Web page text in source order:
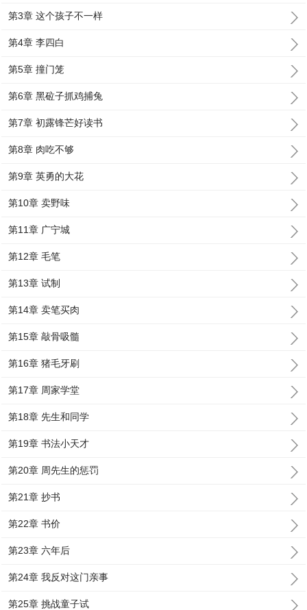
第3章 这个孩子不一样
第4章 李四白
第5章 撞门笼
第6章 黑砬子抓鸡捕兔
第7章 初露锋芒好读书
第8章 肉吃不够
第9章 英勇的大花
第10章 卖野味
第11章 广宁城
第12章 毛笔
第13章 试制
第14章 卖笔买肉
第15章 敲骨吸髓
第16章 猪毛牙刷
第17章 周家学堂
第18章 先生和同学
第19章 书法小天才
第20章 周先生的惩罚
第21章 抄书
第22章 书价
第23章 六年后
第24章 我反对这门亲事
第25章 挑战童子试